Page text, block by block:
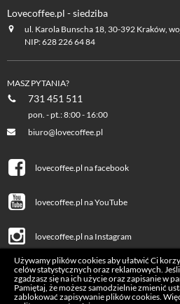
Lovecoffee.pl - siedziba
ul. Karola Bunscha 18, 30-392 Kraków,
NIP: 628 226 64 84
MASZ PYTANIA?
731 451 511
pon. - pt.: 8:00 - 16:00
biuro@lovecoffee.pl
lovecoffee.pl na facebook
lovecoffee.pl na YouTube
lovecoffee.pl na Instagram
Używamy plików cookies aby ułatwić Ci
celów statystycznych oraz reklamowych.
zgadzasz się na ich użycie oraz zapisanie w
Pamiętaj, że możesz samodzielnie zmienić
zablokować zapisywanie plików cookies.